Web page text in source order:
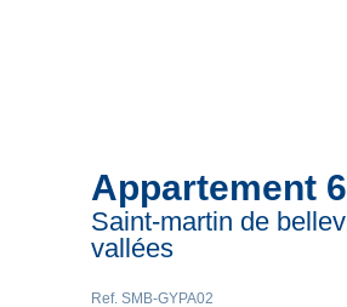
Appartement
Saint-martin de
vallées
Ref. SMB-GYPA02